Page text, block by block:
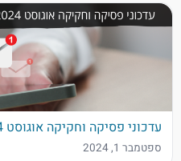
עדכוני פסיקה וחקיקה אוגוסט 2024
ספטמבר 1, 2024